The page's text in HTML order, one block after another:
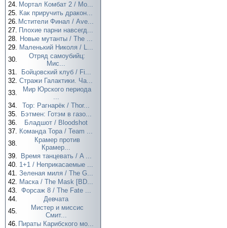
24. Мортал Комбат 2 / Mo...
25. Как приручить дракон...
26. Мстители Финал / Ave...
27. Плохие парни навсегд...
28. Новые мутанты / The ...
29. Маленький Николя / L...
30.
Отряд самоубийц:
Мис...
31.
Бойцовский клуб / Fi...
32. Стражи Галактики. Ча...
33.
Мир Юрского периода
...
34.
Тор: Рагнарёк / Thor...
35.
Бэтмен: Готэм в газо...
36.
Бладшот / Bloodshot
37. Команда Тора / Team ...
38.
Крамер против
Крамер...
39.
Время танцевать / A ...
40. 1+1 / Неприкасаемые ...
41. Зеленая миля / The G...
42. Маска / The Mask [BD...
43. Форсаж 8 / The Fate ...
44.
Девчата
45.
Мистер и миссис
Смит...
46. Пираты Карибского мо...